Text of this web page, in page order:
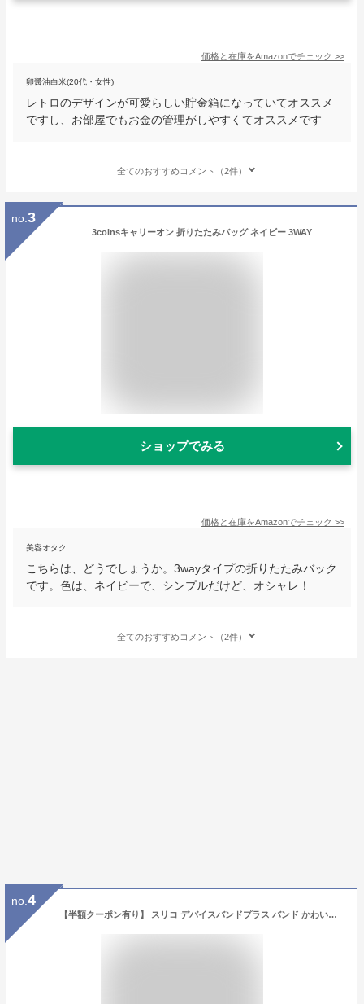
価格と在庫をAmazonでチェック >>
卵醤油白米(20代・女性)
レトロのデザインが可愛らしい貯金箱になっていてオススメ
ですし、お部屋でもお金の管理がしやすくてオススメです
全てのおすすめコメント（2件）
no. 3
3coinsキャリーオン 折りたたみバッグ ネイビー 3WAY
ショップでみる
価格と在庫をAmazonでチェック >>
美容オタク
こちらは、どうでしょうか。3wayタイプの折りたたみバック
です。色は、ネイビーで、シンプルだけど、オシャレ！
全てのおすすめコメント（2件）
no. 4
【半額クーポン有り】 スリコ デバイスバンドプラス バンド かわいい レザー 革 3COINS スマートウォッチ プラス バンド おしゃれ 韓国 3COINS デバイスバンドplus 交換バンド 交換ベルト マグネット スマートウォッチ ベルト くすみカラー 大人可愛い レディース nexmate